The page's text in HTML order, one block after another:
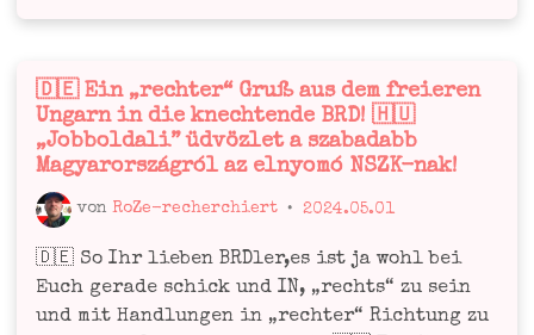
men­
2024.
júni­
us
1‑jén!
der
unga­
ri­
Hel­
Veröffentlicht
in
🇩🇪 Ein „rechter“ Gruß aus dem freieren
Ungarn in die knechtende BRD! 🇭🇺
„Jobboldali” üdvözlet a szabadabb
Magyarországról az elnyomó NSZK-nak!
von RoZe-recherchiert • 2024.05.01
🇩🇪 So Ihr lie­ben BRD­ler,es ist ja wohl bei
Euch gera­de schick und IN, „rechts“ zu sein
und mit Hand­lun­gen in „rech­ter“ Rich­tung zu